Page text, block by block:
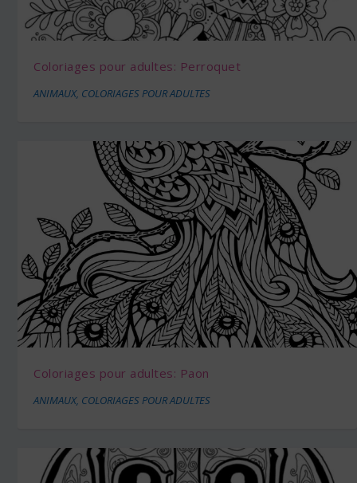
Coloriages pour adultes: Perroquet
ANIMAUX, COLORIAGES POUR ADULTES
Coloriages pour adultes: Paon
ANIMAUX, COLORIAGES POUR ADULTES